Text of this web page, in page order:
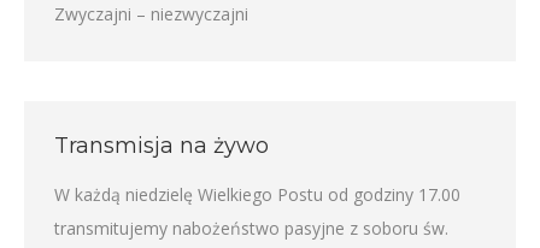
Zwyczajni – niezwyczajni
Transmisja na żywo
W każdą niedzielę Wielkiego Postu od godziny 17.00
transmitujemy nabożeństwo pasyjne z soboru św.